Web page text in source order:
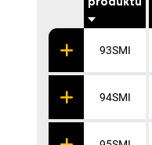
93SMI
94SMI